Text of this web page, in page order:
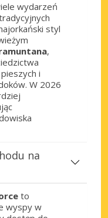
wydarzeń
styl
,
i
W 2026
na
to
wyspy w